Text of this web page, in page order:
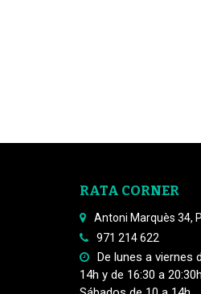
RATA CORNER
Antoni Marquès 34,
971 214 622
De lunes a viernes
14h y de 16:30 a